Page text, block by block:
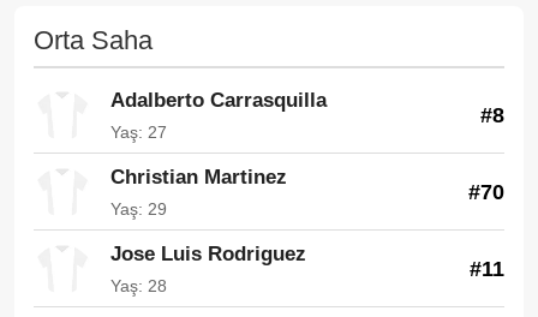
Orta Saha
Adalberto Carrasquilla
Yaş: 27
#8
Christian Martinez
Yaş: 29
#70
Jose Luis Rodriguez
Yaş: 28
#11